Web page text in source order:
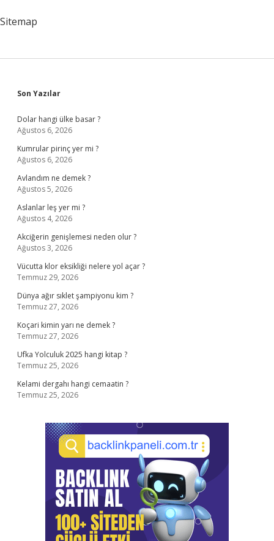
Sitemap
Sidebar
Son Yazılar
Dolar hangi ülke basar ?
Ağustos 6, 2026
Kumrular pirinç yer mi ?
Ağustos 6, 2026
Avlandım ne demek ?
Ağustos 5, 2026
Aslanlar leş yer mi ?
Ağustos 4, 2026
Akciğerin genişlemesi neden olur ?
Ağustos 3, 2026
Vücutta klor eksikliği nelere yol açar ?
Temmuz 29, 2026
Dünya ağır sıklet şampiyonu kim ?
Temmuz 27, 2026
Koçari kimin yarı ne demek ?
Temmuz 27, 2026
Ufka Yolculuk 2025 hangi kitap ?
Temmuz 25, 2026
Kelami dergahı hangi cemaatin ?
Temmuz 25, 2026